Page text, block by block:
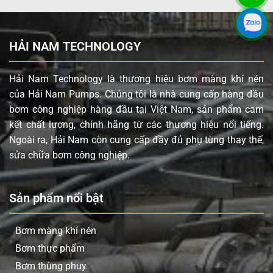
không yêu cầu điện.
Lưu lượng và áp lực mạnh mẽ:Với lưu lượng 378.5
lít/phút và áp lực 8.4 bar, bơm dễ dàng đáp ứng các
yêu cầu chuyển chất lỏng tốc độ cao và ở khoảng
cách lớn.
Linh hoạt với chất rắn:Khả năng xử lý chất rắn có
kích thước lên đến 4.8 mm, giúp bơm vận chuyển
hiệu quả cả các chất lỏng có lẫn tạp chất.
Cấu hình vật liệu tối ưu:Màng, bi và đế bi bằng
Caosu Buna phù hợp với nhiều loại hóa chất và
dung môi không có tính ăn mòn mạnh, đảm bảo độ
bền và tuổi thọ.
Thiết kế bảo trì đơn giản:Các chi tiết được thiết kế
để dễ dàng tháo lắp và thay thế, giảm thời gian
ngừng máy và chi phí vận hành.
Ứng dụng sản phẩm HUSKY 1590 Part
HẢI NAM TECHNOLOGY
Hải Nam Technology là thương hiệu bơm màng khí nén
của Hải Nam Pumps. Chúng tôi là nhà cung cấp hàng đầu
bơm công nghiệp hàng đầu tại Việt Nam, sản phẩm cam
kết chất lượng, chính hãng từ các thương hiệu nổi tiếng.
Ngoài ra, Hải Nam còn cung cấp đầy đủ phụ tùng thay thế,
sửa chữa bơm công nghiệp.
Sản phẩm nổi bật
Bơm màng khí nén
Bơm thực phẩm
Bơm thùng phuy